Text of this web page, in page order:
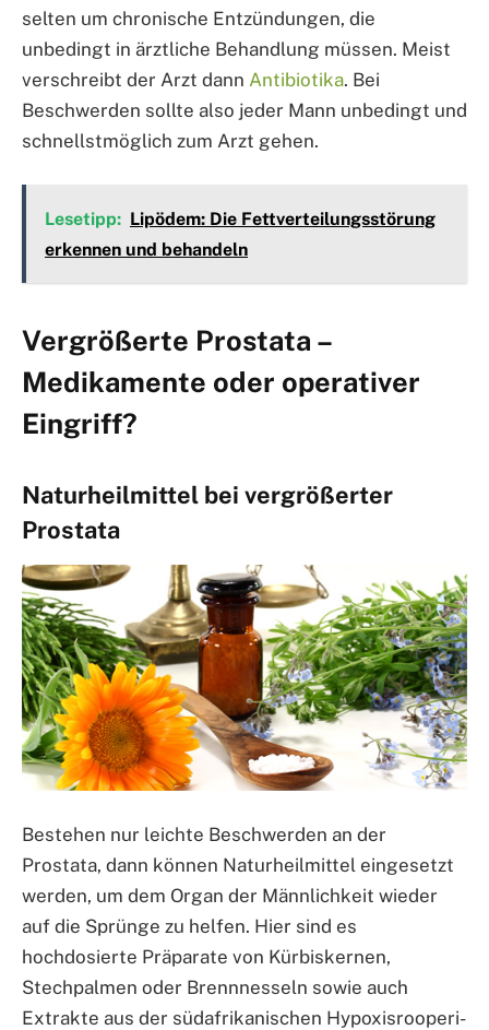
selten um chronische Entzündungen, die
unbedingt in ärztliche Behandlung müssen. Meist
verschreibt der Arzt dann Antibiotika. Bei
Beschwerden sollte also jeder Mann unbedingt und
schnellstmöglich zum Arzt gehen.
Lesetipp: Lipödem: Die Fettverteilungsstörung
erkennen und behandeln
Vergrößerte Prostata –
Medikamente oder operativer
Eingriff?
Naturheilmittel bei vergrößerter
Prostata
Bestehen nur leichte Beschwerden an der
Prostata, dann können Naturheilmittel eingesetzt
werden, um dem Organ der Männlichkeit wieder
auf die Sprünge zu helfen. Hier sind es
hochdosierte Präparate von Kürbiskernen,
Stechpalmen oder Brennnesseln sowie auch
Extrakte aus der südafrikanischen Hypoxisrooperi-